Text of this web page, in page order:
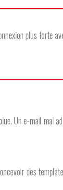
plus forte
Un e-mail mal
des